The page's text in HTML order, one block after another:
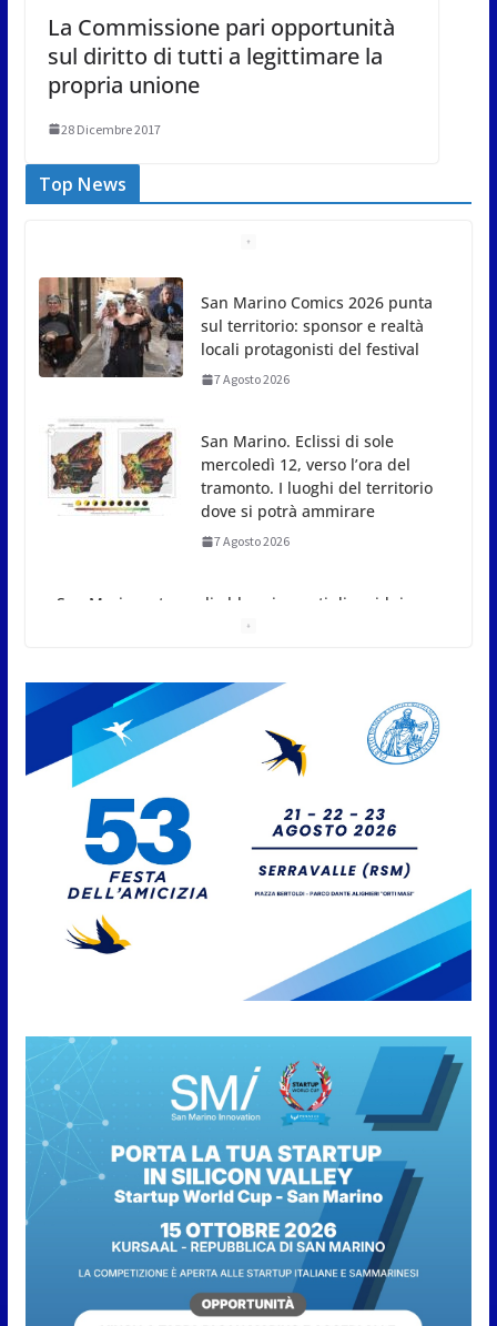
La Commissione pari opportunità
sul diritto di tutti a legittimare la
propria unione
28 Dicembre 2017
Top News
San Marino Comics 2026 punta
sul territorio: sponsor e realtà
locali protagonisti del festival
San Marino. Eclissi di sole
mercoledì 12, verso l’ora del
tramonto. I luoghi del territorio
dove si potrà ammirare
San Marino, stop agli
salate
7 Agosto 2026
Caccuri celebra Roberto Sergio:
della città e premio alla carriera
7 Agosto 2026
partnership tra FIFA+ e DAZN